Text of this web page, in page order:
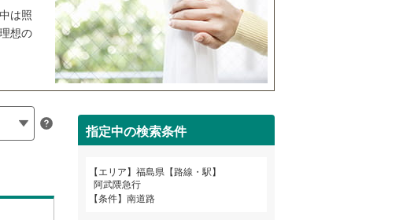
は照
想の
指定中の検索条件
エリア
福島県【路線・駅】
阿武隈急行
条件
南道路
和歌山
鹿児島
岩瀬郡鏡石町( 0)
南会津郡檜枝岐村 0)
耶麻郡北塩原村(0)
耶麻郡猪苗代町(0)
河沼郡柳津町(0)
大沼郡昭和村( 0)
西白河郡泉崎村
間取り変更可能（0）
3階建て以上（0）